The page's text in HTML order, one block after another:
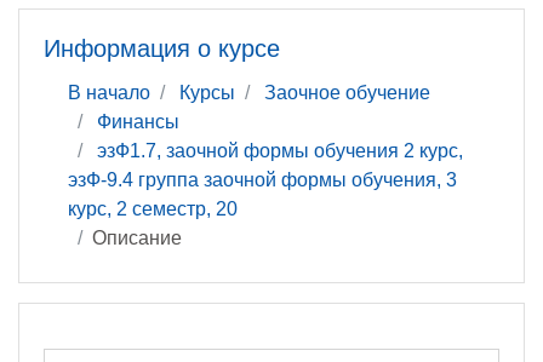
Информация о курсе
В начало Курсы
Заочное обучение
Финансы
эзФ1.7, заочной формы обучения 2 курс,
эзФ-9.4 группа заочной формы обучения, 3
курс, 2 семестр, 20
Описание